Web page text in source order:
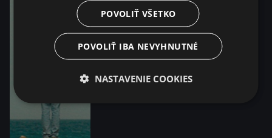
POVOLIŤ VŠETKO
POVOLIŤ IBA NEVYHNUTNÉ
NASTAVENIE COOKIES